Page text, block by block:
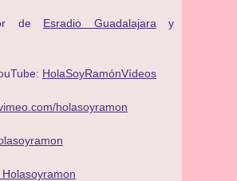
de Esradio Guadalajara y
HolaSoyRamónVídeos
holasoyramon